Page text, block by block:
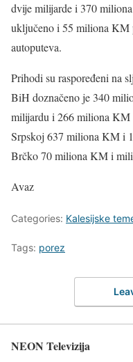
dvije milijarde i 370
uključeno i 55 miliona KM
autoputeva.
Prihodi su raspoređeni na
BiH doznačeno je 340
milijardu i 266 miliona
Srpskoj 637 miliona KM i
Brčko 70 miliona KM i
Avaz
Categories: Kalesijske
Tags: porez
NEON Televizija